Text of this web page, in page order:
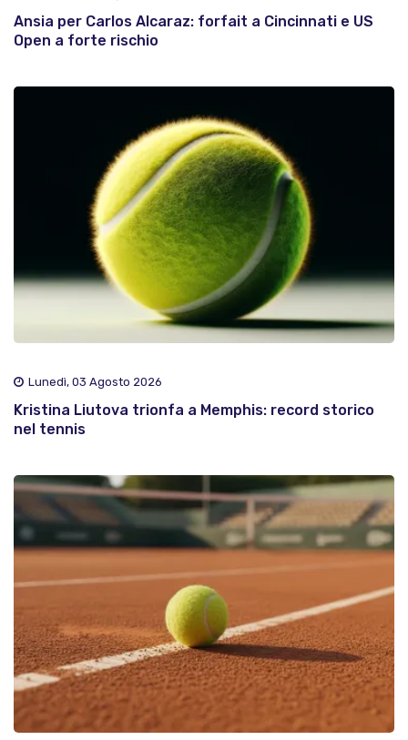
Ansia per Carlos Alcaraz: forfait a Cincinnati e US
Open a forte rischio
Lunedì, 03 Agosto 2026
Kristina Liutova trionfa a Memphis: record storico
nel tennis